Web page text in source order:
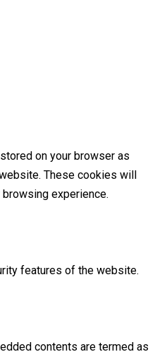
on your browser as
These cookies will
experience.
features of the website.
contents are termed as